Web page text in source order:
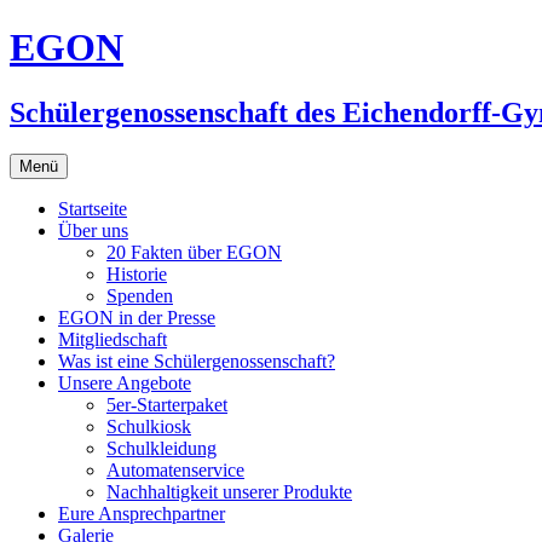
Zum
Inhalt
EGON
Schülergenossenschaft des Eichendorff-
Menü
Startseite
Über uns
20 Fakten über EGON
Historie
Spenden
EGON in der Presse
Mitgliedschaft
Was ist eine Schülergenossenschaft?
Unsere Angebote
5er-Starterpaket
Schulkiosk
Schulkleidung
Automatenservice
Nachhaltigkeit unserer Produkte
Eure Ansprechpartner
Galerie